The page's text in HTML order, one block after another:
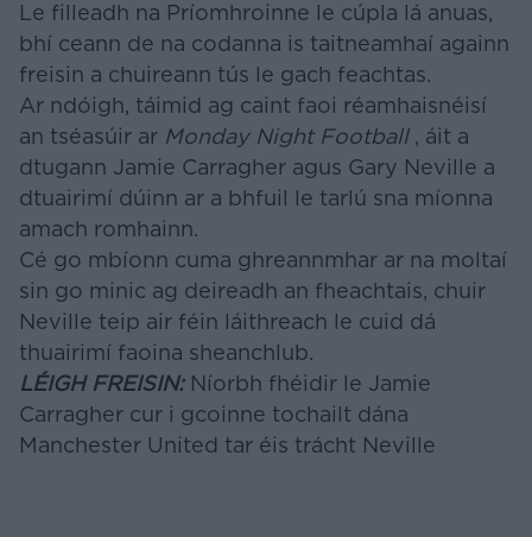
Le filleadh na Príomhroinne le cúpla lá anuas,
bhí ceann de na codanna is taitneamhaí againn
freisin a chuireann tús le gach feachtas.
Ar ndóigh, táimid ag caint faoi réamhaisnéisí
an tséasúir ar Monday Night Football, áit a
dtugann Jamie Carragher agus Gary Neville a
dtuairimí dúinn ar a bhfuil le tarlú sna míonna
amach romhainn.
Cé go mbíonn cuma ghreannmhar ar na moltaí
sin go minic ag deireadh an fheachtais, chuir
Neville teip air féin láithreach le cuid dá
thuairimí faoina sheanchlub.
LÉIGH FREISIN: Níorbh fhéidir le Jamie
Carragher cur i gcoinne tochailt dána
Manchester United tar éis trácht Neville